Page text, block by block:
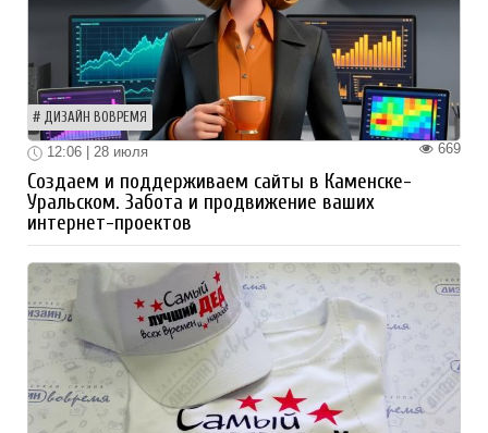
ДИЗАЙН ВОВРЕМЯ
669
12:06 | 28 июля
Создаем и поддерживаем сайты в Каменске-
Уральском. Забота и продвижение ваших
интернет-проектов